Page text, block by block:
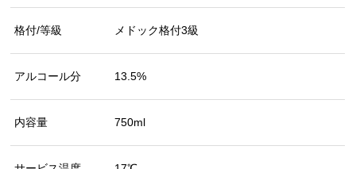
格付/等級 メドック格付3級
アルコール分 13.5%
内容量 750ml